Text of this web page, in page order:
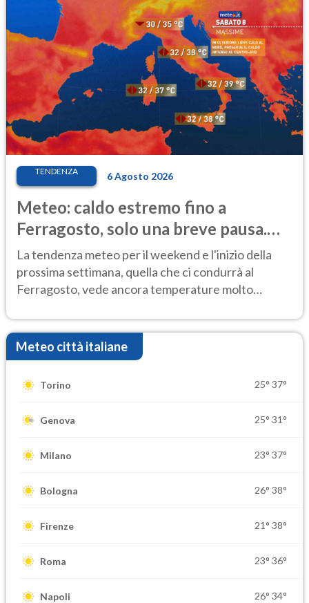
TENDENZA 6 Agosto 2026
Meteo: caldo estremo fino a
Ferragosto, solo una breve pausa.
Ecco dove
La tendenza meteo per il weekend e l'inizio della
prossima settimana, quella che ci condurrà al
Ferragosto, vede ancora temperature molto
Meteo città italiane
Torino 25° 37°
Genova 25° 31°
Milano 23° 37°
Bologna 26° 38°
Firenze 21° 38°
Roma 23° 36°
Napoli 26° 34°